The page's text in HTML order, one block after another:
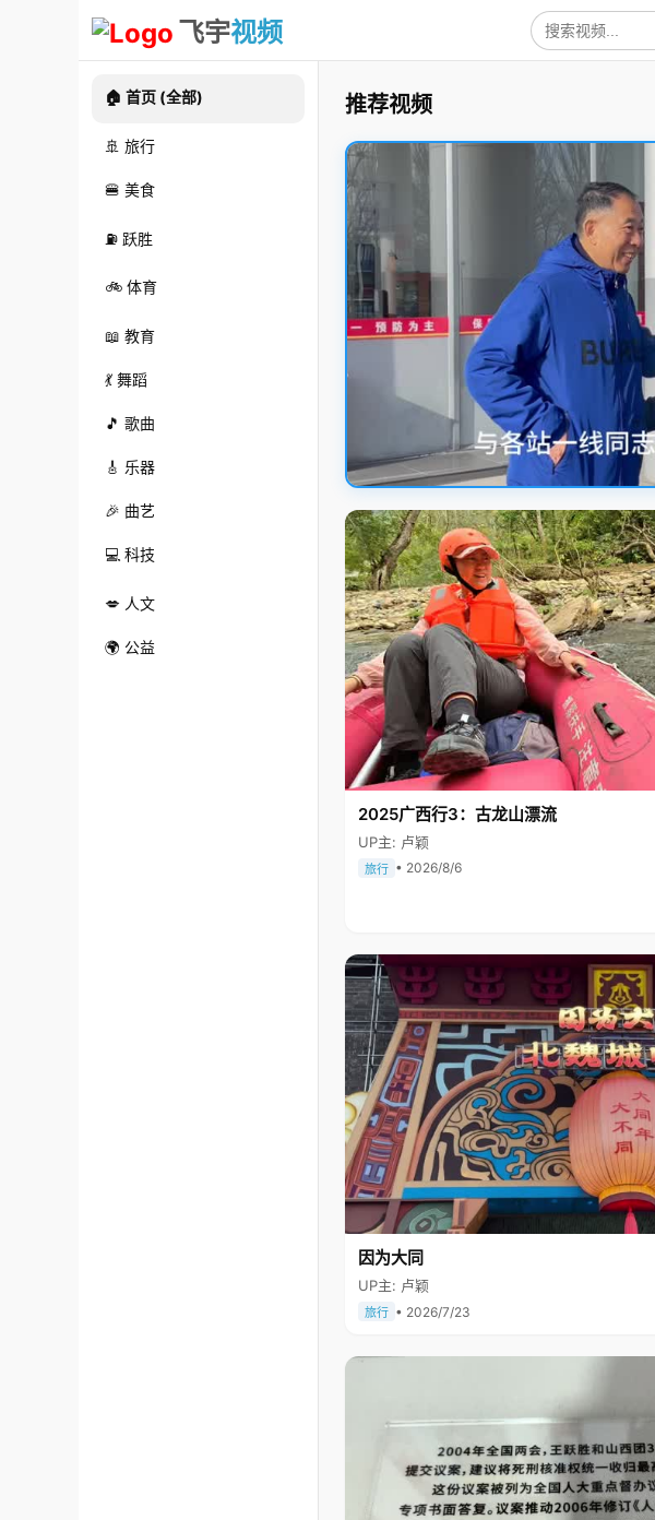
飞宇视频
🏠 首页 (全部)
🚢 旅行
🍔 美食
⛽ 跃胜
🚲 体育
📖 教育
💃 舞蹈
🎵 歌曲
🎸 乐器
🎉 曲艺
💻 科技
💋 人文
🌍 公益
推荐视频
2025广西行3：古龙山漂流
UP主: 卢颖
旅行 • 2026/8/6
因为大同
UP主: 卢颖
旅行 • 2026/7/23